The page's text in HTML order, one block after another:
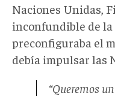
Naciones Unidas,
inconfundible de
preconfiguraba el
debía impulsar las
“Queremos